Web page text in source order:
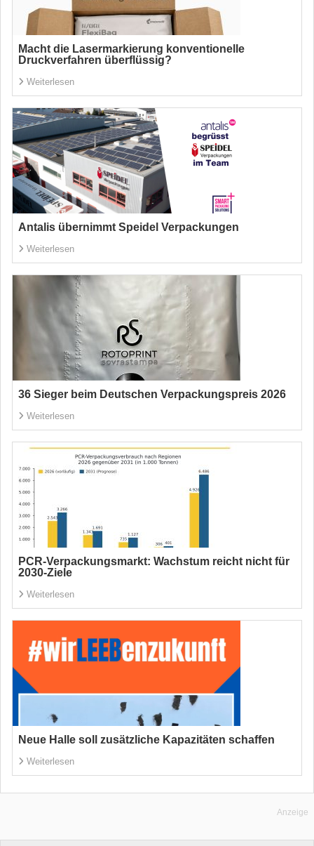
Macht die Lasermarkierung konventionelle
Druckverfahren überflüssig?
Weiterlesen
Antalis übernimmt Speidel Verpackungen
Weiterlesen
36 Sieger beim Deutschen Verpackungspreis 2026
Weiterlesen
PCR-Verpackungsmarkt: Wachstum reicht nicht für
2030-Ziele
Weiterlesen
Neue Halle soll zusätzliche Kapazitäten schaffen
Weiterlesen
Anzeige